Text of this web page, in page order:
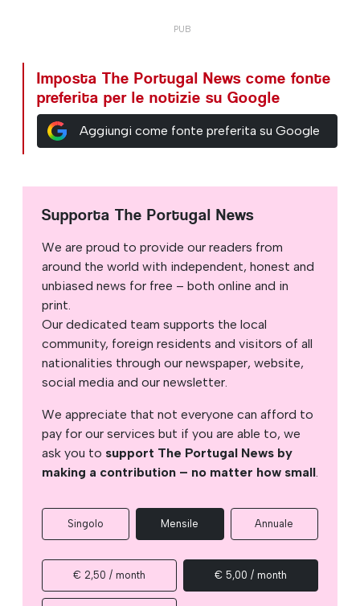
Imposta The Portugal News come fonte
preferita per le notizie su Google
Aggiungi come fonte preferita su Google
Supporta The Portugal News
We are proud to provide our readers from
around the world with independent, honest and
unbiased news for free – both online and in
print.
Our dedicated team supports the local
community, foreign residents and visitors of all
nationalities through our newspaper, website,
social media and our newsletter.
We appreciate that not everyone can afford to
pay for our services but if you are able to, we
ask you to support The Portugal News by
making a contribution – no matter how small.
Singolo Mensile Annuale
€ 2,50 / month € 5,00 / month